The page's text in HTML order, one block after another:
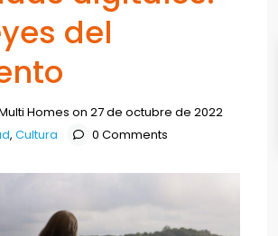
del
Homes on 27 de octubre de 2022
, Cultura 0 Comments